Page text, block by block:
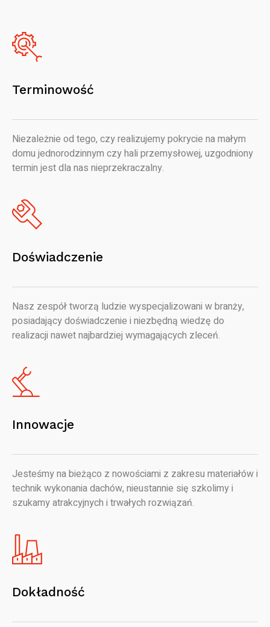
Terminowość
Niezależnie od tego, czy realizujemy pokrycie na małym
domu jednorodzinnym czy hali przemysłowej, uzgodniony
termin jest dla nas nieprzekraczalny.
Doświadczenie
Nasz zespół tworzą ludzie wyspecjalizowani w branży,
posiadający doświadczenie i niezbędną wiedzę do
realizacji nawet najbardziej wymagających zleceń.
Innowacje
Jesteśmy na bieżąco z nowościami z zakresu materiałów i
technik wykonania dachów, nieustannie się szkolimy i
szukamy atrakcyjnych i trwałych rozwiązań.
Dokładność